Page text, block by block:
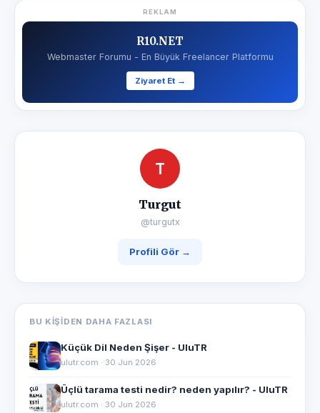
REKLAM
R10.NET
Webmaster Forumu - En Büyük Freelancer Platformu
Ziyaret Et →
T
Turgut
@turgutx
Profili Gör →
BU KIŞIDEN DAHA FAZLASI
Küçük Dil Neden Şişer - UluTR
ulutr.com · 30 Jun 2026
Üçlü tarama testi nedir? neden yapılır? - UluTR
ulutr.com · 30 Jun 2026